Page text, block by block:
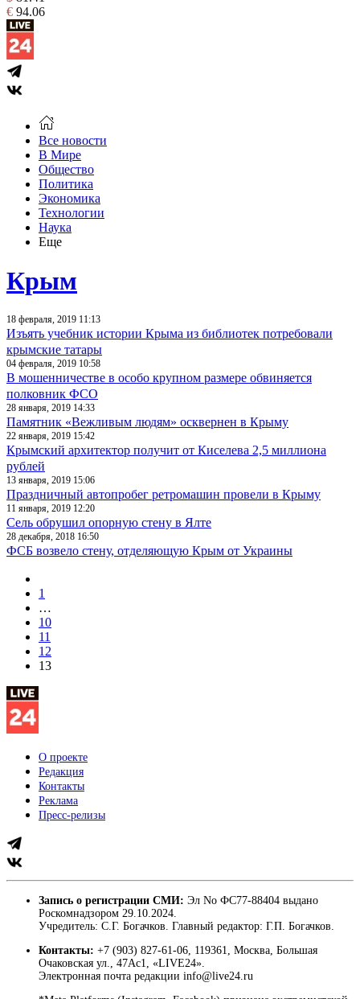
€ 94.06
Все новости
В Мире
Общество
Политика
Экономика
Технологии
Наука
Еще
Крым
18 февраля, 2019 11:13
Изъять учебник истории Крыма из библиотек потребовали
крымские татары
04 февраля, 2019 10:58
В мошенничестве в особо крупном размере обвиняется
полковник ФСО
28 января, 2019 14:33
Памятник «Вежливым людям» осквернен в Крыму
22 января, 2019 15:42
Крымский архитектор получит от Киселева 2,5 миллиона
рублей
13 января, 2019 15:06
Праздничный автопробег ретромашин провели в Крыму
11 января, 2019 12:20
Сель обрушил опорную стену в Ялте
28 декабря, 2018 16:50
ФСБ возвело стену, отделяющую Крым от Украины
1
…
10
11
12
13
О проекте
Редакция
Контакты
Реклама
Пресс-релизы
Запись о регистрации СМИ: Эл No ФС77-88404 выдано
Роскомнадзором 29.10.2024.
Учредитель: С.Г. Богачков. Главный редактор: Г.П. Богачков.
Контакты: +7 (903) 827-61-06, 119361, Москва, Большая
Очаковская ул., 47Ас1, «LIVE24».
Электронная почта редакции info@live24.ru